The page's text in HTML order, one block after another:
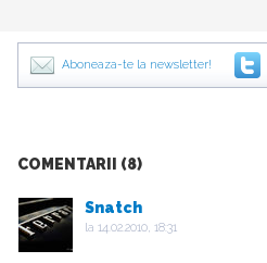
Aboneaza-te la newsletter!
COMENTARII (8)
Snatch
la 14.02.2010, 18:31